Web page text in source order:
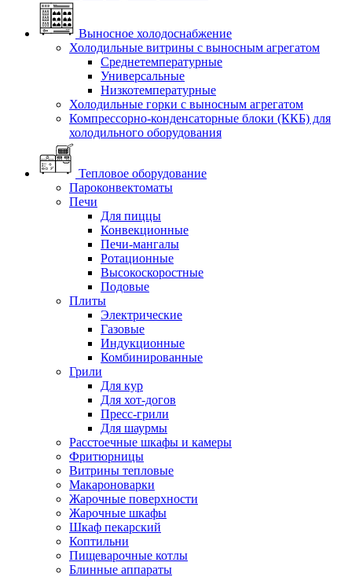
Выносное холодоснабжение
Холодильные витрины с выносным агрегатом
Среднетемпературные
Универсальные
Низкотемпературные
Холодильные горки с выносным агрегатом
Компрессорно-конденсаторные блоки (ККБ) для
холодильного оборудования
Тепловое оборудование
Пароконвектоматы
Печи
Для пиццы
Конвекционные
Печи-мангалы
Ротационные
Высокоскоростные
Подовые
Плиты
Электрические
Газовые
Индукционные
Комбинированные
Грили
Для кур
Для хот-догов
Пресс-грили
Для шаурмы
Расстоечные шкафы и камеры
Фритюрницы
Витрины тепловые
Макароноварки
Жарочные поверхности
Жарочные шкафы
Шкаф пекарский
Коптильни
Пищеварочные котлы
Блинные аппараты